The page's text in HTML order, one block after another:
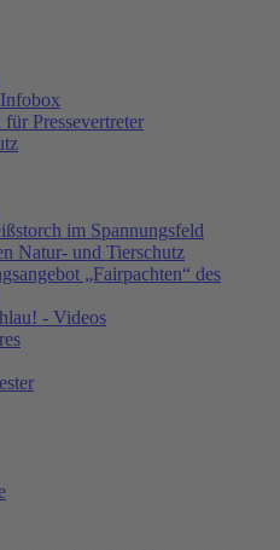
Pressevertreter
im Spannungsfeld
Natur- und Tierschutz
„Fairpachten“ des
- Videos